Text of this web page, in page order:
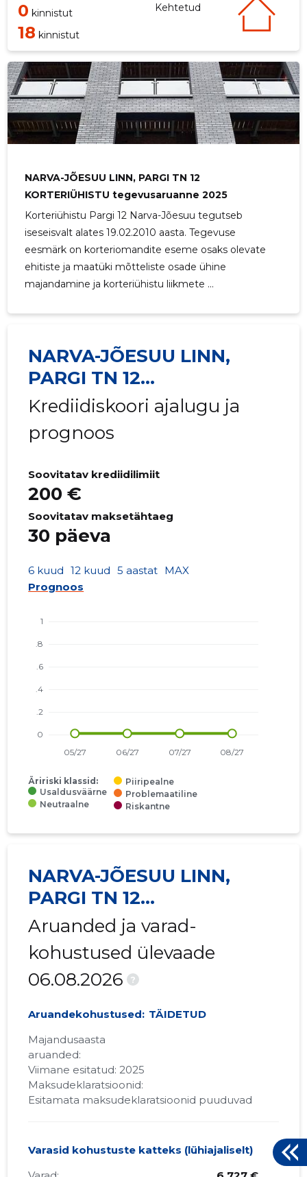
0 kinnistut Kehtetud
18 kinnistut
NARVA-JÕESUU LINN, PARGI TN 12
KORTERIÜHISTU tegevusaruanne 2025
Korteriühistu Pargi 12 Narva-Jõesuu tegutseb
iseseisvalt alates 19.02.2010 aasta. Tegevuse
eesmärk on korteriomandite eseme osaks olevate
ehitiste ja maatüki mõtteliste osade ühine
majandamine ja korteriühistu liikmete ...
NARVA-JÕESUU LINN,
PARGI TN 12
KORTERIÜHISTU
Krediidiskoori ajalugu ja
prognoos
Soovitatav krediidilimiit
200 €
Soovitatav maksetähtaeg
30 päeva
6 kuud 12 kuud 5 aastat MAX
Prognoos
Äririski klassid:
Usaldusväärne
Neutraalne
Piiripealne
Problemaatiline
Riskantne
NARVA-JÕESUU LINN,
PARGI TN 12
KORTERIÜHISTU
Aruanded ja varad-
kohustused ülevaade
06.08.2026
?
Aruandekohustused: TÄIDETUD
Majandusaasta
aruanded:
Viimane esitatud: 2025
Maksudeklaratsioonid:
Esitamata maksudeklaratsioonid puuduvad
Varasid kohustuste katteks (lühiajaliselt)